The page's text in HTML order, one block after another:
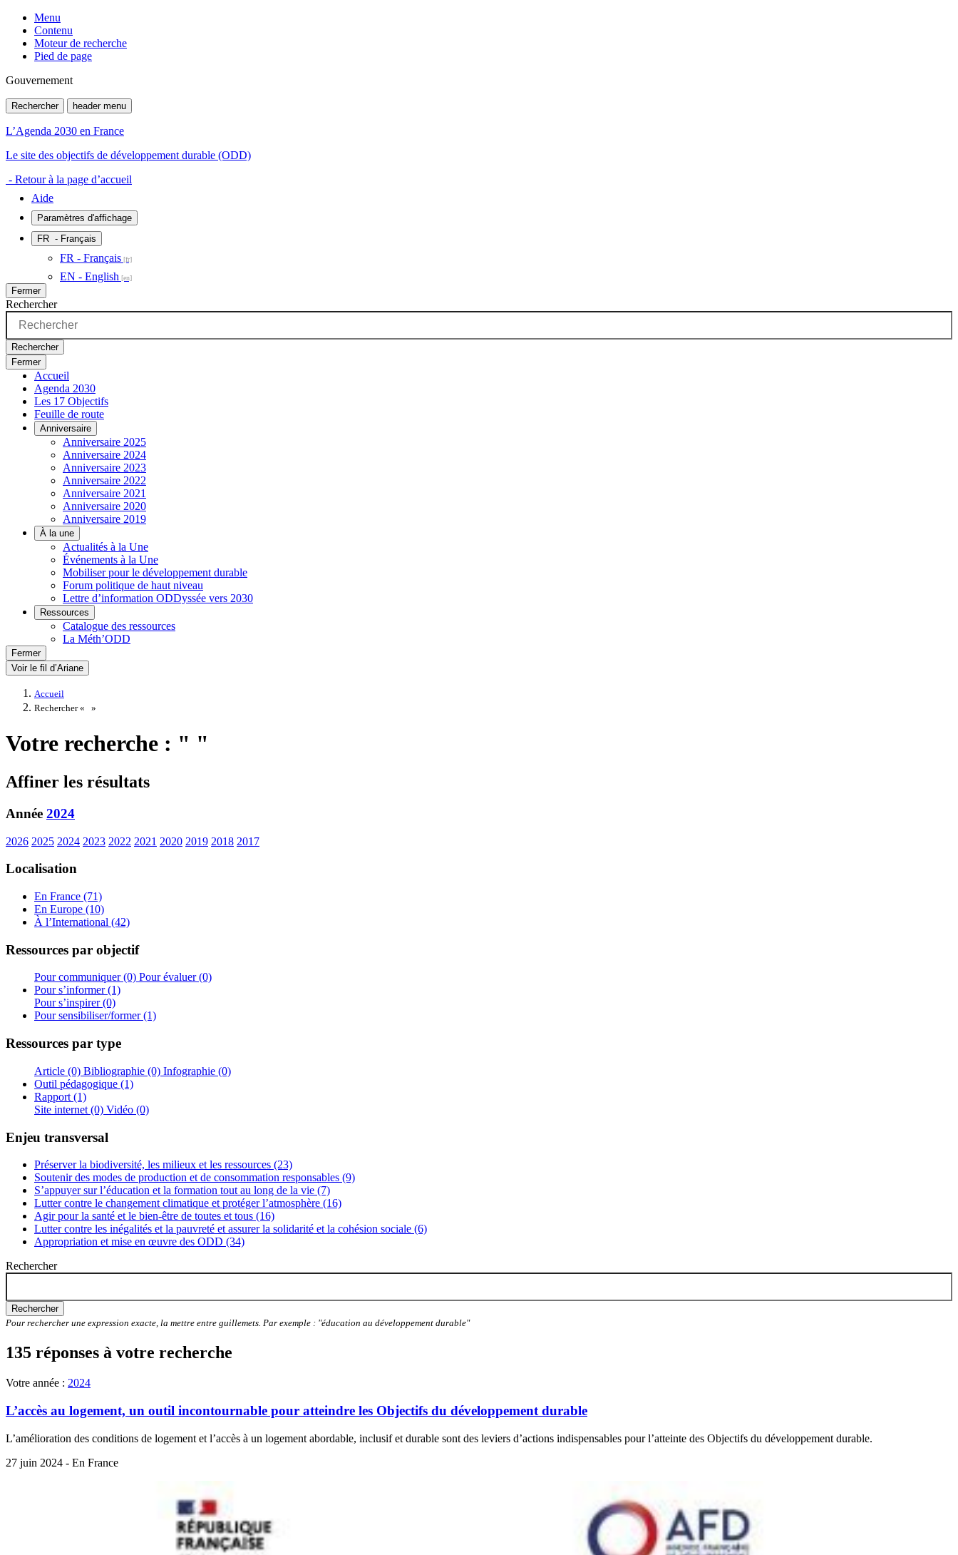
Menu
Contenu
Moteur de recherche
Pied de page
Gouvernement
Rechercher header menu
L’Agenda 2030 en France
Le site des objectifs de développement durable (ODD)
- Retour à la page d’accueil
Aide
Paramètres d'affichage
FR - Français
FR - Français
EN - English
Fermer
Rechercher
Rechercher
Fermer
Accueil
Agenda 2030
Les 17 Objectifs
Feuille de route
Anniversaire
Anniversaire 2025
Anniversaire 2024
Anniversaire 2023
Anniversaire 2022
Anniversaire 2021
Anniversaire 2020
Anniversaire 2019
À la une
Actualités à la Une
Événements à la Une
Mobiliser pour le développement durable
Forum politique de haut niveau
Lettre d’information ODDyssée vers 2030
Ressources
Catalogue des ressources
La Méth’ODD
Fermer
Voir le fil d’Ariane
Accueil
Rechercher «
»
Votre recherche : " "
Affiner les résultats
Année 2024
2026 2025 2024 2023 2022 2021 2020 2019 2018 2017
Localisation
En France (71)
En Europe (10)
À l’International (42)
Ressources par objectif
Pour communiquer (0) Pour évaluer (0)
Pour s’informer (1)
Pour s’inspirer (0)
Pour sensibiliser/former (1)
Ressources par type
Article (0) Bibliographie (0) Infographie (0)
Outil pédagogique (1)
Rapport (1)
Site internet (0) Vidéo (0)
Enjeu transversal
Préserver la biodiversité, les milieux et les ressources (23)
Soutenir des modes de production et de consommation responsables (9)
S’appuyer sur l’éducation et la formation tout au long de la vie (7)
Lutter contre le changement climatique et protéger l’atmosphère (16)
Agir pour la santé et le bien-être de toutes et tous (16)
Lutter contre les inégalités et la pauvreté et assurer la solidarité et la cohésion sociale (6)
Appropriation et mise en œuvre des ODD (34)
Rechercher
Rechercher
Pour rechercher une expression exacte, la mettre entre guillemets. Par exemple : "éducation au développement durable"
135 réponses à votre recherche
Votre année : 2024
L’accès au logement, un outil incontournable pour atteindre les Objectifs du développement durable
L’amélioration des conditions de logement et l’accès à un logement abordable, inclusif et durable sont des leviers d’actions indispensables pour l’atteinte des Objectifs du développement durable.
27 juin 2024 - En France